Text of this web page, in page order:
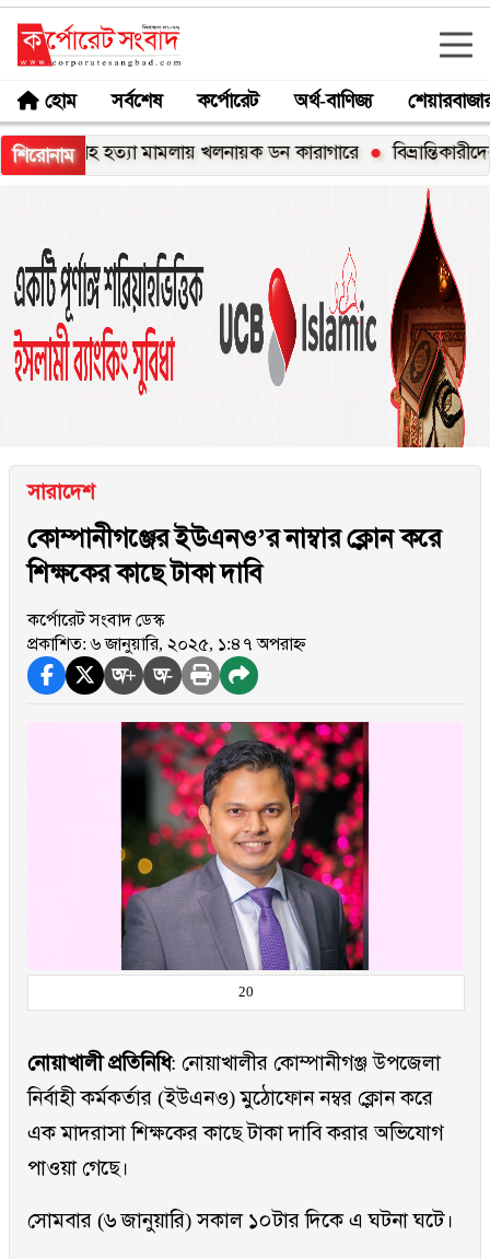
হোম সর্বশেষ কর্পোরেট অর্থ-বাণিজ্য
শিরোনাম
হত্যা মামলায় খলনায়ক ডন কারাগারে বিভ্রান্তিকারীদের
সারাদেশ
কোম্পানীগঞ্জের ইউএনও’র নাম্বার ক্লোন করে
শিক্ষকের কাছে টাকা দাবি
কর্পোরেট সংবাদ ডেস্ক
প্রকাশিত: ৬ জানুয়ারি, ২০২৫, ১:৪৭ অপরাহ্ন
অ+ অ-
20
নোয়াখালী প্রতিনিধি: নোয়াখালীর কোম্পানীগঞ্জ উপজেলা
নির্বাহী কর্মকর্তার (ইউএনও) মুঠোফোন নম্বর ক্লোন করে
এক মাদরাসা শিক্ষকের কাছে টাকা দাবি করার অভিযোগ
পাওয়া গেছে।
সোমবার (৬ জানুয়ারি) সকাল ১০টার দিকে এ ঘটনা ঘটে।